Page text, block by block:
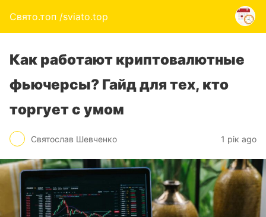
Свято.топ /sviato.top
Как работают криптовалютные
фьючерсы? Гайд для тех, кто
торгует с умом
Святослав Шевченко 1 рік ago